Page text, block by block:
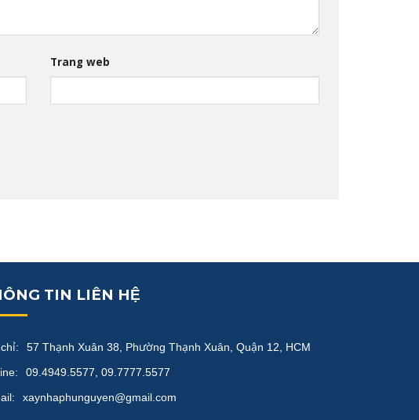
Trang web
TIN LIÊN HỆ
57 Thạnh Xuân 38, Phường Thạnh Xuân, Quận 12, HCM
09.4949.5577, 09.7777.5577
xaynhaphunguyen@gmail.com